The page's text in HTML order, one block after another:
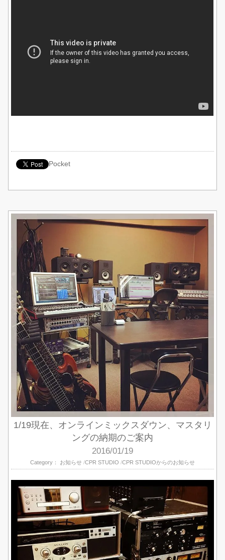
Pocket
1/19現在、オンラインミックスダウン、マスタリ
ングの納期のご案内
2016/01/19
Category： お知らせ CPR STUDIO CPR STUDIOからのお知らせ